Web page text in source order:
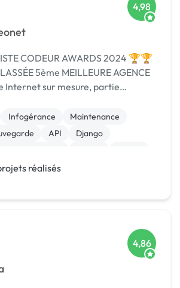
4,98
CODEUR AWARDS 2024 🏆🏆
5ème MEILLEURE AGENCE
Internet sur mesure, partie
et référencement web.
la créatio...
Infogérance
Maintenance
API
Django
réalisés
4,86